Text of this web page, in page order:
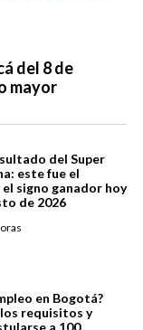
del 8 de
mayor
del Super
este fue el
el signo ganador hoy
de 2026
en Bogotá?
requisitos y